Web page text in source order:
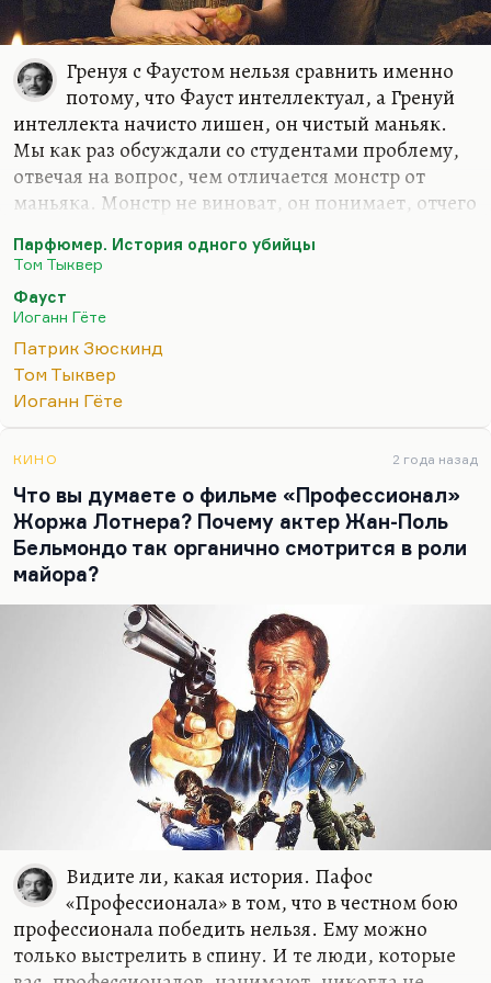
Гренуя с Фаустом нельзя сравнить именно
потому, что Фауст интеллектуал, а Гренуй
интеллекта начисто лишен, он чистый маньяк.
Мы как раз обсуждали со студентами проблему,
отвечая на вопрос, чем отличается монстр от
маньяка. Монстр не виноват, он понимает, отчего
Франкенштейна. Мозг – такая же его жертва.
Маньяк понимает, что он делает. Более того, он
способен дать отчет в своих действиях (как
Ну а что касается Гренуя, то это интуитивный
гений, стихийный, сам он запаха лишен, но
художника, как говорят некоторые. Другие
эмпатии. По-разному, это…
Парфюмер. История одного убийцы
Том Тыквер
Фауст
Иоганн Гёте
Патрик Зюскинд
Том Тыквер
Иоганн Гёте
КИНО 2 года назад
Что вы думаете о фильме «Профессионал»
Жоржа Лотнера? Почему актер Жан-Поль
Бельмондо так органично смотрится в роли
майора?
Видите ли, какая история. Пафос
«Профессионала» в том, что в честном бою
профессионала победить нельзя. Ему можно
только выстрелить в спину. И те люди, которые